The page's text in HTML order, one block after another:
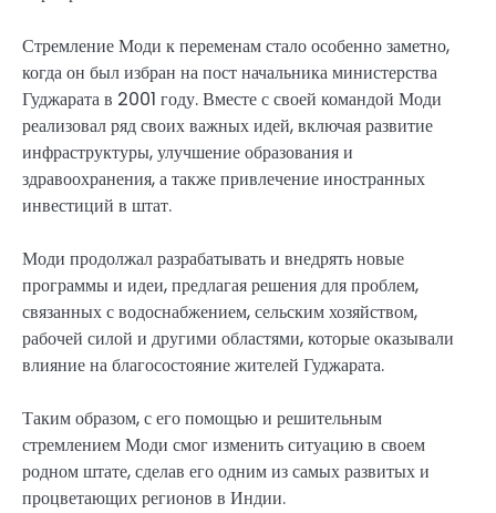
Стремление Моди к переменам стало особенно заметно,
когда он был избран на пост начальника министерства
Гуджарата в 2001 году. Вместе с своей командой Моди
реализовал ряд своих важных идей, включая развитие
инфраструктуры, улучшение образования и
здравоохранения, а также привлечение иностранных
инвестиций в штат.
Моди продолжал разрабатывать и внедрять новые
программы и идеи, предлагая решения для проблем,
связанных с водоснабжением, сельским хозяйством,
рабочей силой и другими областями, которые оказывали
влияние на благосостояние жителей Гуджарата.
Таким образом, с его помощью и решительным
стремлением Моди смог изменить ситуацию в своем
родном штате, сделав его одним из самых развитых и
процветающих регионов в Индии.